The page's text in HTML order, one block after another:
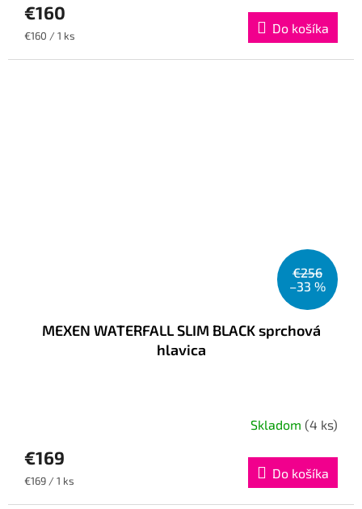
€160
Jednotková
€160 / 1 ks Do košíka
€256
–33 %
MEXEN WATERFALL SLIM BLACK sprchová
hlavica
Skladom (4 ks)
€169
Jednotková
€169 / 1 ks Do košíka